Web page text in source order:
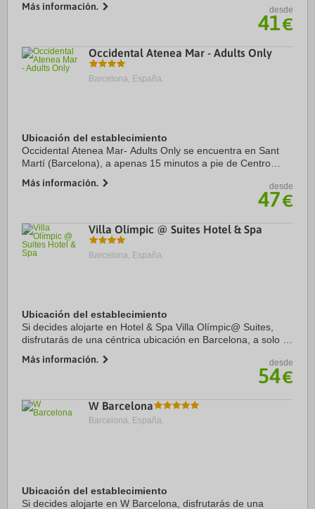
se encuentra a 4,2 km de Playa de ...
Más información. desde
41€
Occidental Atenea Mar - Adults Only
Barcelona, España.
Ubicación del establecimiento
Occidental Atenea Mar- Adults Only se encuentra en Sant
Martí (Barcelona), a apenas 15 minutos a pie de Centro
hotel de playa se encuentra a 1,3 km de ...
Más información. desde
47€
Villa Olímpic @ Suites Hotel & Spa
Barcelona, España.
Ubicación del establecimiento
Si decides alojarte en Hotel & Spa Villa Olímpic@ Suites,
disfrutarás de una céntrica ubicación en Barcelona, a solo 4
Barcelona. Además, este hotel ...
Más información. desde
54€
W Barcelona
Barcelona, España.
Ubicación del establecimiento
Si decides alojarte en W Barcelona, disfrutarás de una